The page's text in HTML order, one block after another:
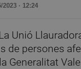
· 12:24
Unió
de persones
Generalitat